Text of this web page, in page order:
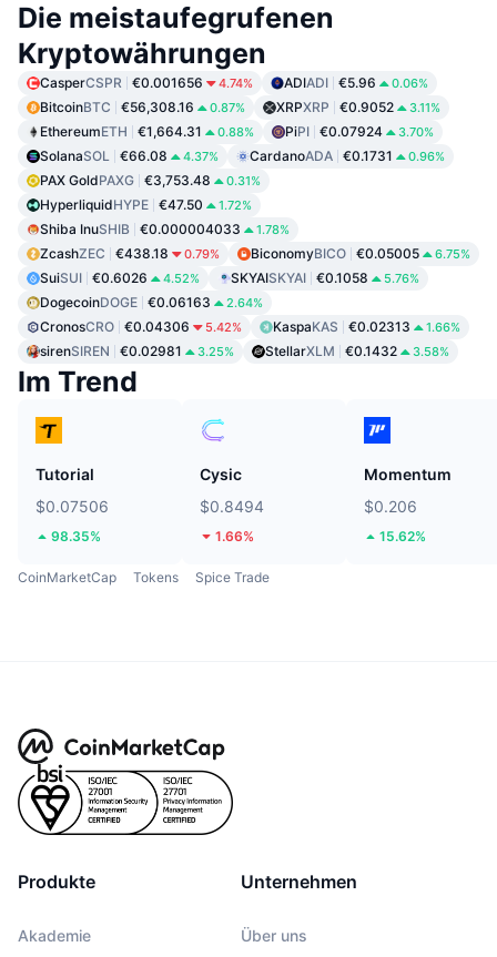
Die meistaufegrufenen
Kryptowährungen
CasperCSPR €0.001656 4.74% ADIADI €5.96 0.06%
BitcoinBTC €56,308.16 0.87% XRPXRP €0.9052 3.11%
EthereumETH €1,664.31 0.88% PiPI €0.07924 3.70%
SolanaSOL €66.08 4.37% CardanoADA €0.1731 0.96%
PAX GoldPAXG €3,753.48 0.31%
HyperliquidHYPE €47.50 1.72%
Shiba InuSHIB €0.000004033 1.78%
ZcashZEC €438.18 0.79% BiconomyBICO €0.05005 6.75%
SuiSUI €0.6026 4.52% SKYAISKYAI €0.1058 5.76%
DogecoinDOGE €0.06163 2.64%
CronosCRO €0.04306 5.42% KaspaKAS €0.02313 1.66%
sirenSIREN €0.02981 3.25% StellarXLM €0.1432 3.58%
Im Trend
Tutorial
$0.07506
98.35%
Cysic
$0.8494
1.66%
Momentum
$0.206
15.62%
CoinMarketCap Tokens Spice Trade
Produkte
Akademie
Unternehmen
Über uns